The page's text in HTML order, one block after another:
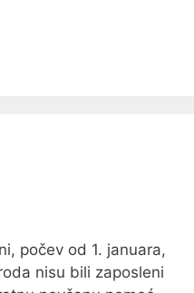
počev od 1. januara,
nisu bili zaposleni